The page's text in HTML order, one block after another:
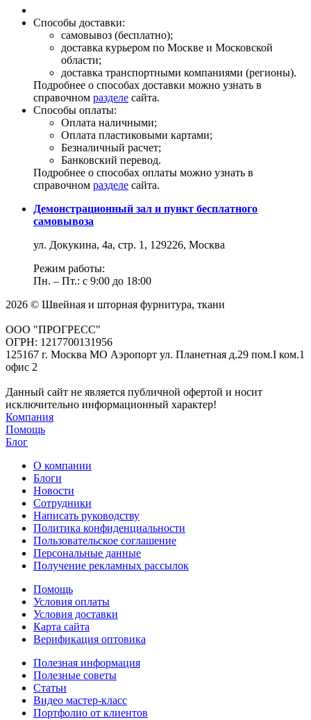
Способы доставки:
самовывоз (бесплатно);
доставка курьером по Москве и Московской
области;
доставка транспортными компаниями (регионы).
Подробнее о способах доставки можно узнать в
справочном разделе сайта.
Способы оплаты:
Оплата наличными;
Оплата пластиковыми картами;
Безналичный расчет;
Банковский перевод.
Подробнее о способах оплаты можно узнать в
справочном разделе сайта.
Демонстрационный зал и пункт бесплатного
самовывоза
ул. Докукина, 4а, стр. 1, 129226, Москва
Режим работы:
Пн. – Пт.: с 9:00 до 18:00
2026 © Швейная и шторная фурнитура, ткани
ООО "ПРОГРЕСС"
ОГРН: 1217700131956
125167 г. Москва МО Аэропорт ул. Планетная д.29 пом.I ком.1
офис 2
Данный сайт не является публичной офертой и носит
исключительно информационный характер!
Компания
Помощь
Блог
О компании
Блоги
Новости
Сотрудники
Написать руководству
Политика конфиденциальности
Пользовательское соглашение
Персональные данные
Получение рекламных рассылок
Помощь
Условия оплаты
Условия доставки
Карта сайта
Верификация оптовика
Полезная информация
Полезные советы
Статьи
Видео мастер-класс
Портфолио от клиентов